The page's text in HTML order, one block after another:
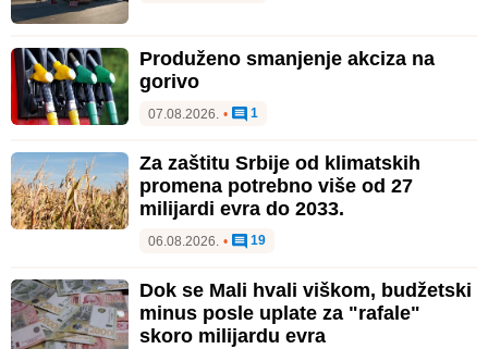
Produženo smanjenje akciza na
gorivo
07.08.2026. • 1
Za zaštitu Srbije od klimatskih
promena potrebno više od 27
milijardi evra do 2033.
06.08.2026. • 19
Dok se Mali hvali viškom, budžetski
minus posle uplate za "rafale"
skoro milijardu evra